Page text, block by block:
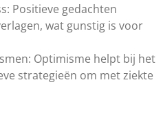
Positieve gedachten
wat gunstig is voor
Optimisme helpt bij het
strategieën om met ziekte